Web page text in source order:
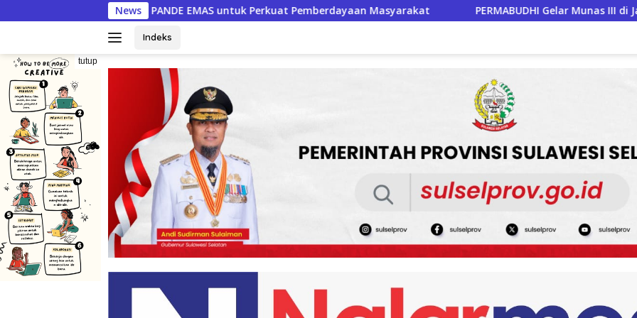
ke
News
EMAS untuk Perkuat Pemberdayaan Masyarakat PERMABUDHI Gelar Munas III di Jakarta, Perkuat Persatuan Umat
Indeks
tutup